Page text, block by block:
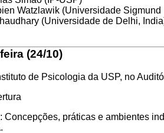
Watzlawik (Universidade Sigmund
(Universidade de Delhi,
(24/10)
de Psicologia da USP, no
Concepções, práticas e ambientes
.